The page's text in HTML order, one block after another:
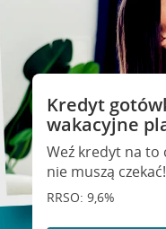
Kredyt
wakacyjne
Weź kredyt na to
nie muszą czekać!
RRSO: 9,6%